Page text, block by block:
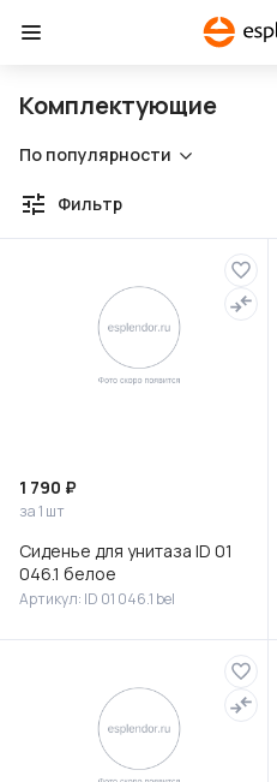
Комплектующие
По популярности
Фильтр
1 790 ₽
за 1 шт
Сиденье для унитаза ID 01
046.1 белое
Артикул: ID 01 046.1 bel